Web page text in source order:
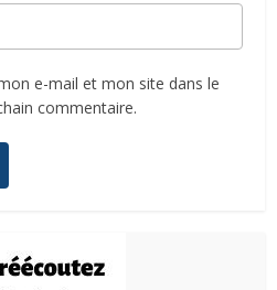
e-mail et mon site dans le
commentaire.